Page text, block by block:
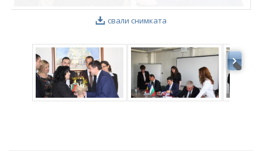
свали снимката